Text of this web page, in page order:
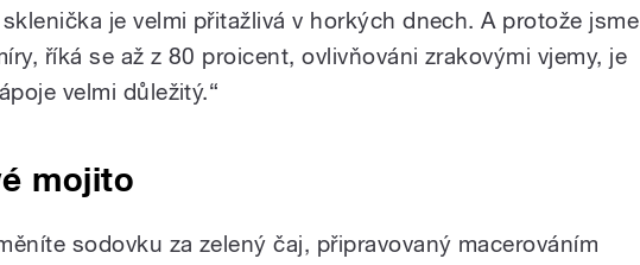
je velmi přitažlivá v horkých dnech. A protože jsme
říká se až z 80 proicent, ovlivňováni zrakovými vjemy, je
velmi důležitý.“
mojito
sodovku za zelený čaj, připravovaný macerováním